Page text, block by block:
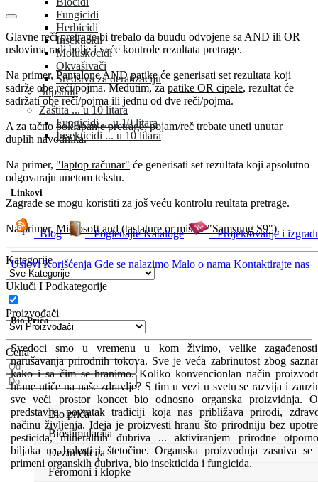
Fungicidi
Herbicidi
Insekticidi
Moluskocidi
Okvašivači
Sredstva za deratizaciju
Supstrati
Zaštita ... u 10 litara
Fungicidi ... u 10 litara
Insekticidi ... u 10 litara
Linkovi
Blog Pogledajte Kataloge Projektovanje i
Uslovi Korišćenja Gde se nalazimo Malo o nama Kontaktirajte nas
Bio Priča
Svedoci smo u vremenu u kom živimo, velike
narušavanja prirodnih tokova. Sve je veća zabrinutost zbog
kako i sa čim se hranimo. Koliko konvencionlan način
hrane utiče na naše zdravlje? S tim u vezi u svetu se razvija i
sve veći prostor koncet bio odnosno organska proizvidnja.
predstavlja povratak tradiciji koja nas približava prirodi,
načinu življenja. Ideja je proizvesti hranu što prirodniju bez
pesticida, mineralnih đubriva ... aktiviranjem prirodne
biljaka na bolesti i štetočine. Organska proizvodnja zasniva se
primeni organskih đubriva, bio insekticida i fungicida.
Glavne reči pretrage bi trebalo da buudu odvojene sa AND ili OR
uslovima radi bolje i veće kontrole rezultata pretrage.
Na primer, Pantalone AND patikeće generisati set rezultata koji
sadrže obe reći/pojma. Međutim, za patike OR cipele, rezultat će
sadržati obe reči/pojma ili jednu od dve reči/pojma.
A za tačno poklapanje pretrage, pojam/reč trebate uneti unutar
duplih navodnika.
Na primer, "laptop računar" će generisati set rezultata koji apsolutno
odgovaraju unetom tekstu.
Zagrade se mogu koristiti za još veću kontrolu reultata pretrage.
Na primer, Microsoft and (tastature or miš or "Samsung S9").
Kategorije
Ukluči I Podkategorije
Proizvođači
Cena
Bio priča
Biostimulacija
Dezinfekcija
Feromoni i klopke